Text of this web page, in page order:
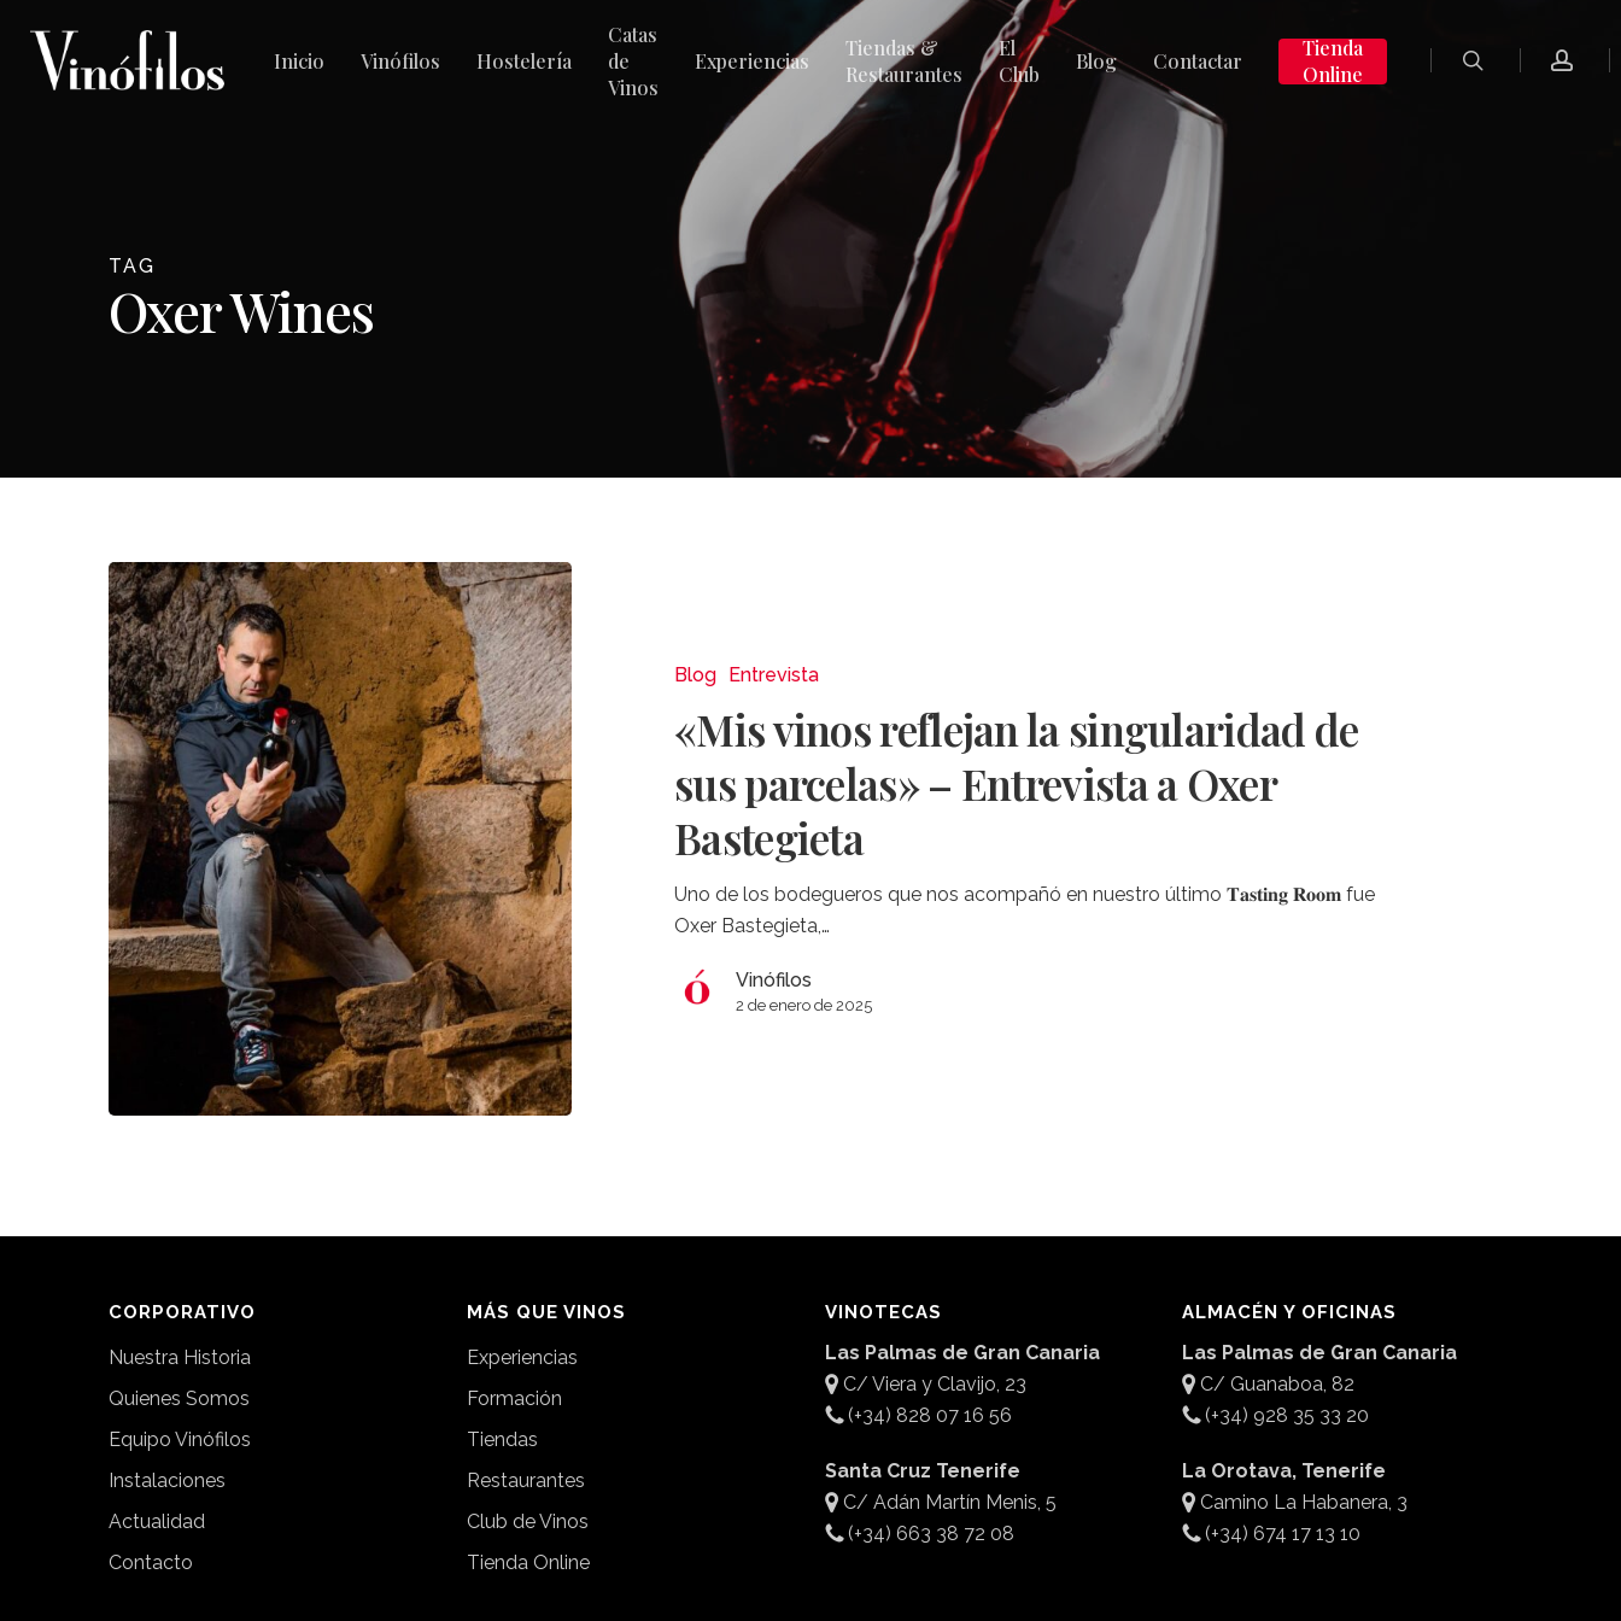
Inicio Vinófilos Hostelería
Catas
de
Vinos
Experiencias
Tiendas &
Restaurantes
El
Club
Blog Contactar
Tienda
Online
TAG
Oxer Wines
Blog Entrevista
«Mis vinos reflejan la singularidad de
sus parcelas» – Entrevista a Oxer
Bastegieta
Uno de los bodegueros que nos acompañó en nuestro último 𝐓𝐚𝐬𝐭𝐢𝐧𝐠 𝐑𝐨𝐨𝐦 fue
Oxer Bastegieta,…
Vinófilos
2 de enero de 2025
CORPORATIVO
Nuestra Historia
Quienes Somos
Equipo Vinófilos
Instalaciones
Actualidad
Contacto
MÁS QUE VINOS
Experiencias
Formación
Tiendas
Restaurantes
Club de Vinos
Tienda Online
VINOTECAS
Las Palmas de Gran Canaria
C/ Viera y Clavijo, 23
(+34) 828 07 16 56
Santa Cruz Tenerife
C/ Adán Martín Menis, 5
(+34) 663 38 72 08
ALMACÉN Y OFICINAS
Las Palmas de Gran Canaria
C/ Guanaboa, 82
(+34) 928 35 33 20
La Orotava, Tenerife
Camino La Habanera, 3
(+34) 674 17 13 10